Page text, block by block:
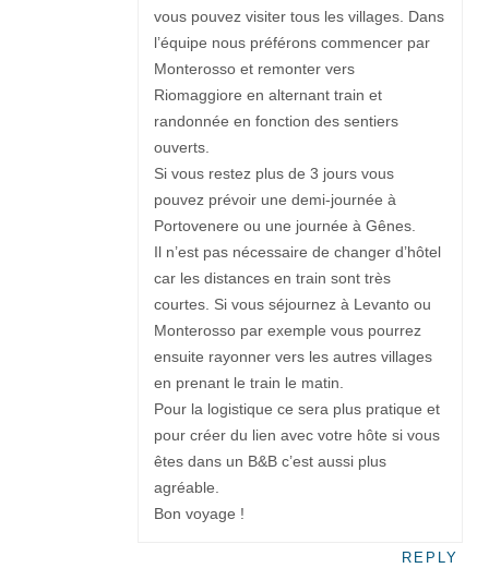
vous pouvez visiter tous les villages. Dans
l’équipe nous préférons commencer par
Monterosso et remonter vers
Riomaggiore en alternant train et
randonnée en fonction des sentiers
ouverts.
Si vous restez plus de 3 jours vous
pouvez prévoir une demi-journée à
Portovenere ou une journée à Gênes.
Il n’est pas nécessaire de changer d’hôtel
car les distances en train sont très
courtes. Si vous séjournez à Levanto ou
Monterosso par exemple vous pourrez
ensuite rayonner vers les autres villages
en prenant le train le matin.
Pour la logistique ce sera plus pratique et
pour créer du lien avec votre hôte si vous
êtes dans un B&B c’est aussi plus
agréable.
Bon voyage !
REPLY